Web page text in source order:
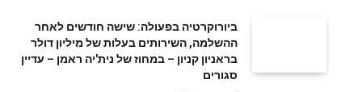
ביורוקרטיה בפעולה: שישה חודשים לאחר
ההשלמה, השירותים בעלות של מיליון דולר
בראניון קניון – במחוז של נית'יה ראמן – עדיין
סגורים